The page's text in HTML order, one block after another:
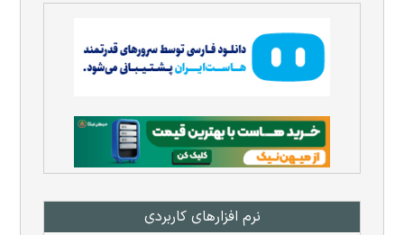
نرم افزار‌های کاربردی